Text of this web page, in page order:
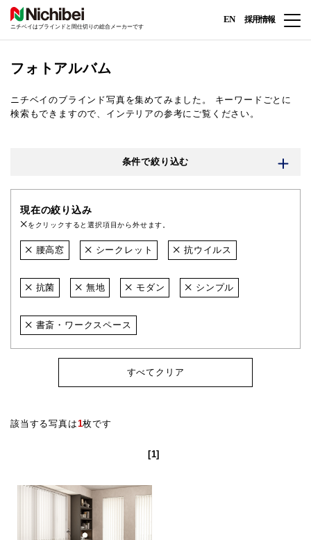
ニチベイはブラインドと間仕切りの総合メーカーです
EN 採用情報
フォトアルバム
ニチベイのブラインド写真を集めてみました。
キーワードごとに
検索もできますので、インテリアの参考にご覧ください。
条件で絞り込む
現在の絞り込み
をクリックすると選択項目から外せます。
腰高窓 シークレット 抗ウイルス
抗菌 無地 モダン シンプル
書斎・ワークスペース
すべてクリア
該当する写真は1枚です
[1]